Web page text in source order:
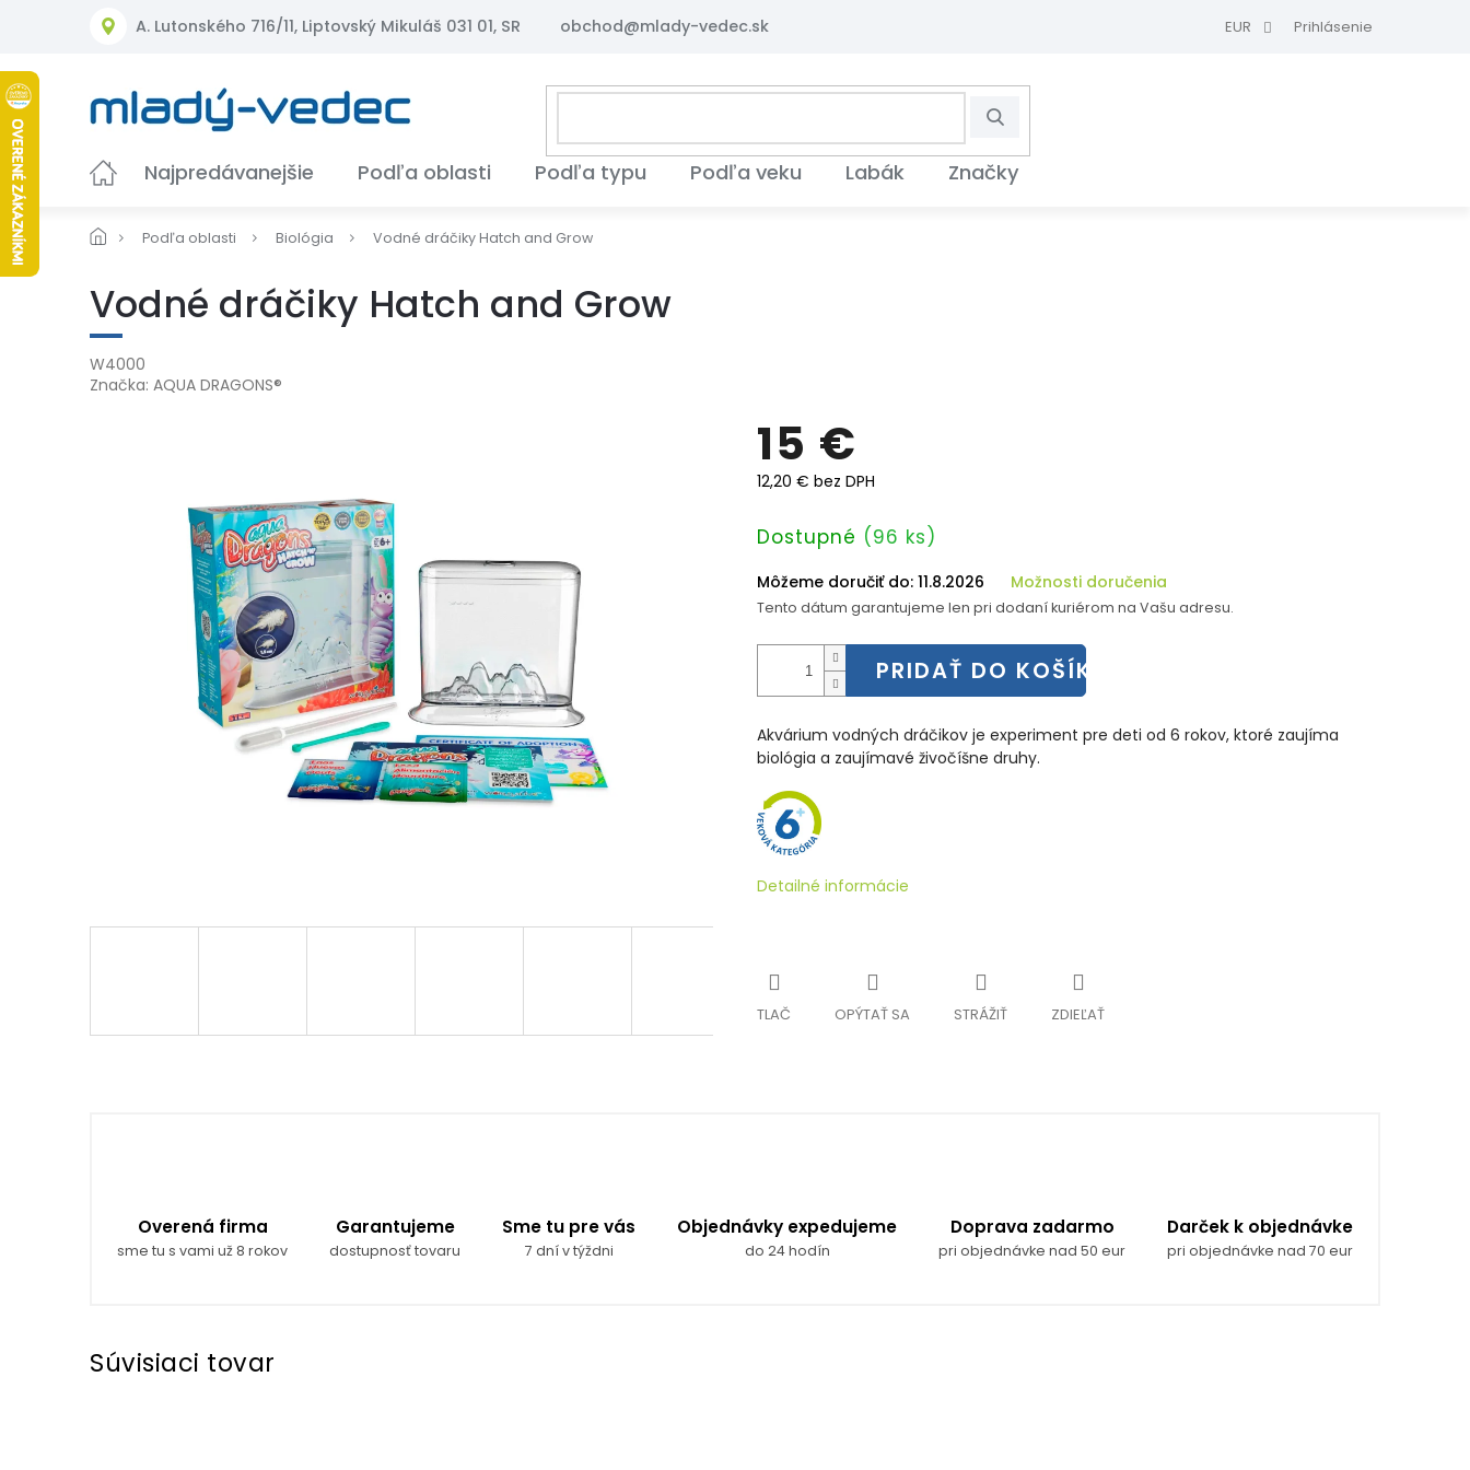
A. Lutonského 716/11, Liptovský Mikuláš 031 01, SR obchod@mlady-vedec.sk EUR Prihlásenie
Hľadať
Najpredávanejšie Podľa oblasti Podľa typu Podľa veku Labák Značky
Podľa oblasti Biológia Vodné dráčiky Hatch and Grow
Vodné dráčiky Hatch and Grow
W4000
Značka: AQUA DRAGONS®
15 €
12,20 € bez DPH
Jednotková
Dostupné (96 ks)
Môžeme doručiť do: 11.8.2026 Možnosti doručenia
Tento dátum garantujeme len pri dodaní kuriérom na Vašu adresu.
PRIDAŤ DO KOŠÍKA
Akvárium vodných dráčikov je experiment pre deti od 6 rokov, ktoré zaujíma
biológia a zaujímavé živočíšne druhy.
Detailné informácie
TLAČ OPÝTAŤ SA STRÁŽIŤ ZDIEĽAŤ
Overená firma
sme tu s vami už 8 rokov
Garantujeme
dostupnosť tovaru
Sme tu pre vás
7 dní v týždni
Objednávky expedujeme
do 24 hodín
Doprava zadarmo
pri objednávke nad 50 eur
Darček k objednávke
pri objednávke nad 70 eur
Súvisiaci tovar